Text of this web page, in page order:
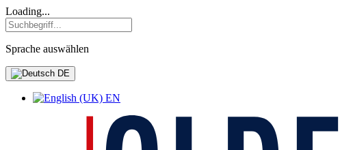
Loading...
Sprache auswählen
DE
EN